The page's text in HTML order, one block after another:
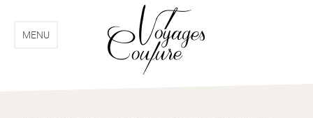
menu
contenuMENU